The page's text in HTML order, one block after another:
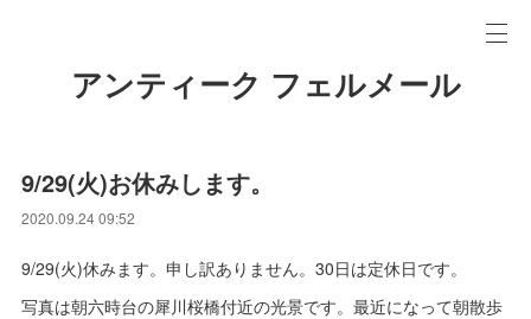
アンティーク フェルメール
9/29(火)お休みします。
2020.09.24 09:52
9/29(火)休みます。申し訳ありません。30日は定休日です。
写真は朝六時台の犀川桜橋付近の光景です。最近になって朝散歩